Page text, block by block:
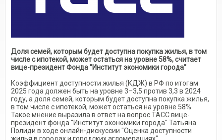
Доля семей, которым будет доступна покупка жилья, в том
числе с ипотекой, может остаться на уровне 58%, считает
вице-президент Фонда "Институт экономики города"
Коэффициент доступности жилья (КДЖ) в РФ по итогам
2025 года должен быть на уровне 3–3,5 против 3,3 в 2024
году, а доля семей, которым будет доступна покупка жилья,
в том числе с ипотекой, может остаться на уровне 58%.
Такое мнение выразила в ответ на вопрос ТАСС вице-
президент фонда "Институт экономики города" Татьяна
Полиди в ходе онлайн-дискуссии "Оценка доступности